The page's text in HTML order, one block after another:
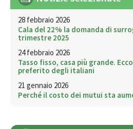
28 febbraio 2026
Cala del 22% la domanda di
trimestre 2025
24 febbraio 2026
Tasso fisso, casa più grande.
preferito degli italiani
21 gennaio 2026
Perché il costo dei mutui sta